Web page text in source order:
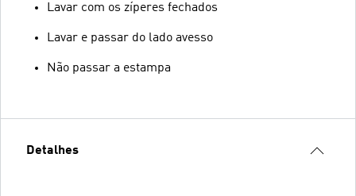
Lavar com os zíperes fechados
Lavar e passar do lado avesso
Não passar a estampa
Detalhes